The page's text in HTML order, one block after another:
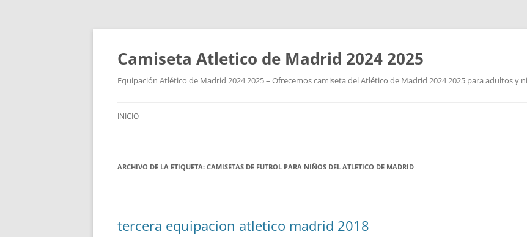
Camiseta Atletico de Madrid 2024 2025
Equipación Atlético de Madrid 2024 2025 – Ofrecemos camiseta del Atlético de Madrid 2024 2025 para adultos y
INICIO
ARCHIVO DE LA ETIQUETA: CAMISETAS DE FUTBOL PARA NIÑOS DEL ATLETICO DE MADRID
tercera equipacion atletico madrid 2018